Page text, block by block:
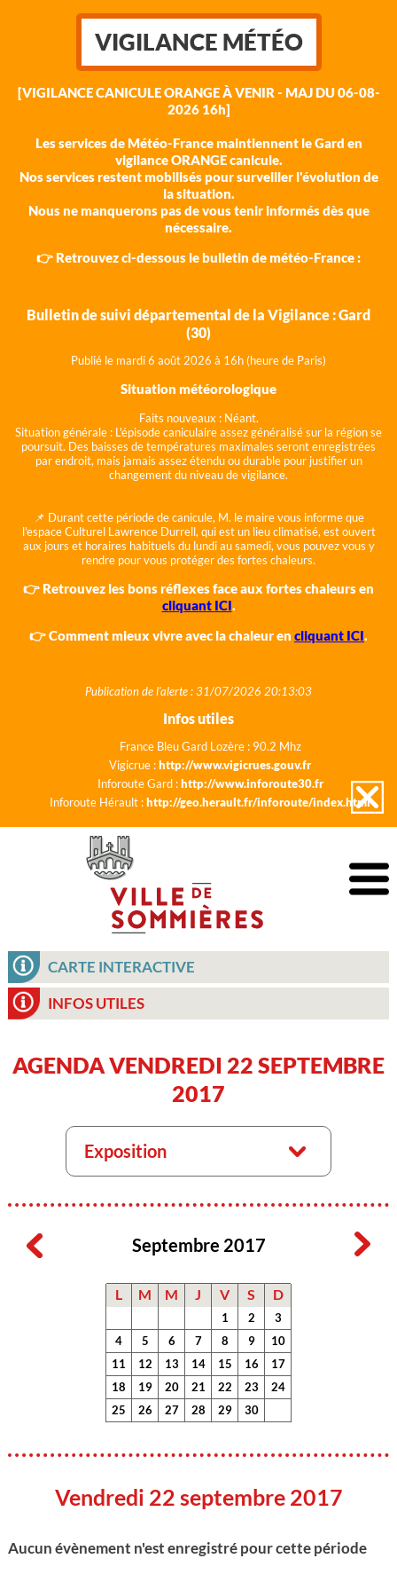
VIGILANCE MÉTÉO
[VIGILANCE CANICULE ORANGE À VENIR - MAJ DU 06-08-
2026 16h]
Les services de Météo-France maintiennent le Gard en
vigilance ORANGE canicule.
Nos services restent mobilisés pour surveiller l'évolution de
la situation.
Nous ne manquerons pas de vous tenir informés dès que
nécessaire.
👉 Retrouvez ci-dessous le bulletin de météo-France :
Bulletin de suivi départemental de la Vigilance : Gard
(30)
Publié le mardi 6 août 2026 à 16h (heure de Paris)
Situation météorologique
Faits nouveaux : Néant.
Situation générale : L'épisode caniculaire assez généralisé sur la région se
poursuit. Des baisses de températures maximales seront enregistrées
par endroit, mais jamais assez étendu ou durable pour justifier un
changement du niveau de vigilance.
📌 Durant cette période de canicule, M. le maire vous informe que
l'espace Culturel Lawrence Durrell, qui est un lieu climatisé, est ouvert
aux jours et horaires habituels du lundi au samedi, vous pouvez vous y
rendre pour vous protéger des fortes chaleurs.
👉 Retrouvez les bons réflexes face aux fortes chaleurs en
cliquant ICI.
👉 Comment mieux vivre avec la chaleur en cliquant ICI.
Publication de l'alerte : 31/07/2026 20:13:03
Infos utiles
France Bleu Gard Lozère : 90.2 Mhz
Vigicrue :http://www.vigicrues.gouv.fr
Inforoute Gard :http://www.inforoute30.fr
Inforoute Hérault :http://geo.herault.fr/inforoute/index.html
CARTE INTERACTIVE
INFOS UTILES
AGENDA VENDREDI 22 SEPTEMBRE
2017
Exposition
Septembre 2017
L M M J V S D
1 2
3
4
5 6 7 8 9
10
11
12 13 14 15 16
17
18
19 20 21 22 23
24
25
26 27 28 29 30
Vendredi 22 septembre 2017
Aucun évènement n'est enregistré pour cette période